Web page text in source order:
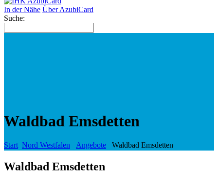
In der Nähe Über AzubiCard
Suche:
Waldbad Emsdetten
Start Nord Westfalen Angebote Waldbad Emsdetten
Waldbad Emsdetten